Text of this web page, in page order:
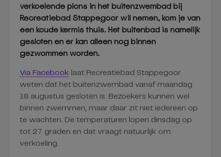
verkoelende plons in het buitenzwembad bij
Recreatiebad Stappegoor wil nemen, kom je van
een koude kermis thuis. Het buitenbad is namelijk
gesloten en er kan alleen nog binnen
gezwommen worden.
Via Facebook laat Recreatiebad Stappegoor
weten dat het buitenzwembad vanaf maandag
18 augustus gesloten is. Bezoekers kunnen wel
binnen zwemmen, maar daar zit niet iedereen op
te wachten. De temperaturen lopen dinsdag op
tot 27 graden en dat vraagt natuurlijk om
verkoeling.